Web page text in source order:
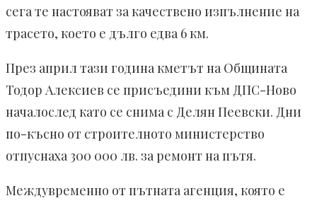
сега те настояват за качествено изпълнение на
трасето, което е дълго едва 6 км.
През април тази година кметът на Общината
Тодор Алексиев се присъедини към ДПС-Ново
началослед като се снима с Делян Пеевски. Дни
по-късно от строителното министерство
отпуснаха 300 000 лв. за ремонт на пътя.
Междувременно от пътната агенция, която е